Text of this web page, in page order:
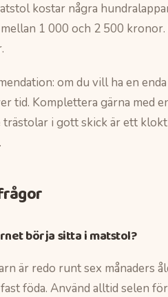
kostar några
1 000 och 2 500
om du vill ha en
tid. Komplettera gärna med
trästolar i gott skick är ett
börja sitta i matstol?
är redo runt sex månaders
föda. Använd alltid selen